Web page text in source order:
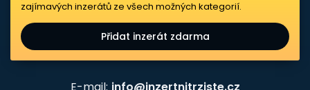
zajímavých inzerátů ze všech možných kategorií.
Přidat inzerát zdarma